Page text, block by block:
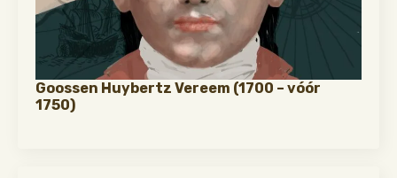
Goossen Huybertz Vereem (1700 – vóór
1750)